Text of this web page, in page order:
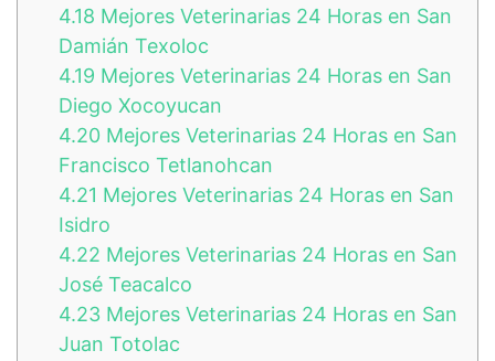
4.18 Mejores Veterinarias 24 Horas en San
Damián Texoloc
4.19 Mejores Veterinarias 24 Horas en San
Diego Xocoyucan
4.20 Mejores Veterinarias 24 Horas en San
Francisco Tetlanohcan
4.21 Mejores Veterinarias 24 Horas en San
Isidro
4.22 Mejores Veterinarias 24 Horas en San
José Teacalco
4.23 Mejores Veterinarias 24 Horas en San
Juan Totolac